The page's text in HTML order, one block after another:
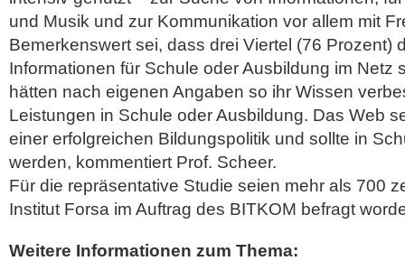
und Musik und zur Kommunikation vor allem mit
Bemerkenswert sei, dass drei Viertel (76 Prozent)
Informationen für Schule oder Ausbildung im Netz
hätten nach eigenen Angaben so ihr Wissen
Leistungen in Schule oder Ausbildung. Das Web
einer erfolgreichen Bildungspolitik und sollte in
werden, kommentiert Prof. Scheer.
Für die repräsentative Studie seien mehr als 700
Institut Forsa im Auftrag des BITKOM befragt
Weitere Informationen zum Thema: